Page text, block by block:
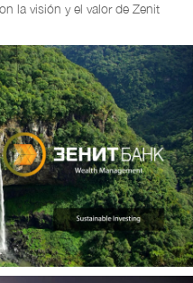
la visión y el valor de Zenit